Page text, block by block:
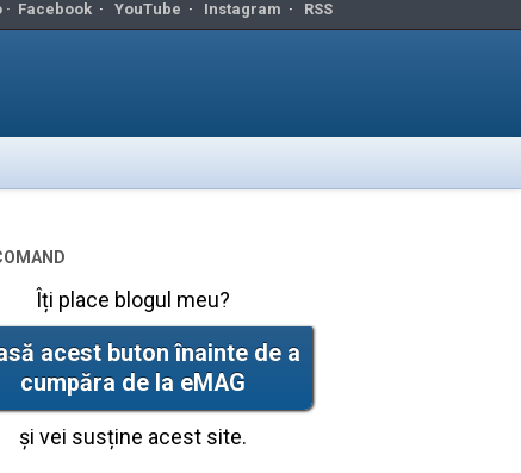
Facebook· YouTube · Instagram · RSS
Îți place blogul meu?
acest buton înainte de a
cumpăra de la eMAG
și vei susține acest site.